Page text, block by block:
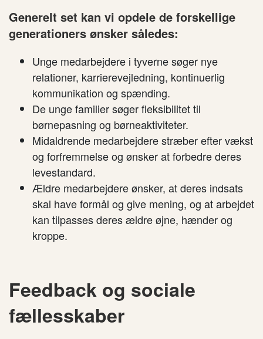
Generelt set kan vi opdele de forskellige
generationers ønsker således:
Unge medarbejdere i tyverne søger nye
relationer, karrierevejledning, kontinuerlig
kommunikation og spænding.
De unge familier søger fleksibilitet til
børnepasning og børneaktiviteter.
Midaldrende medarbejdere stræber efter vækst
og forfremmelse og ønsker at forbedre deres
levestandard.
Ældre medarbejdere ønsker, at deres indsats
skal have formål og give mening, og at arbejdet
kan tilpasses deres ældre øjne, hænder og
kroppe.
Feedback og sociale
fællesskaber